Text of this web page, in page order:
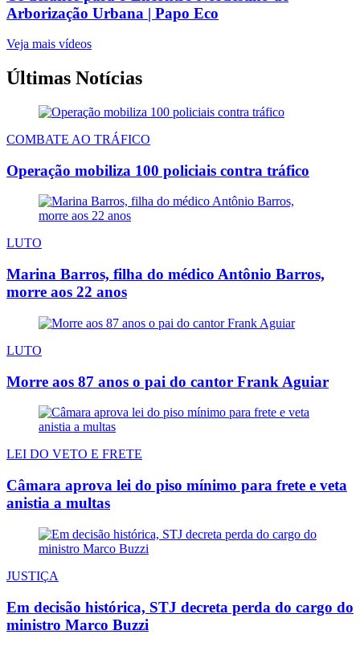
Arborização Urbana | Papo Eco
Veja mais vídeos
Últimas Notícias
COMBATE AO TRÁFICO
Operação mobiliza 100 policiais contra tráfico
LUTO
Marina Barros, filha do médico Antônio Barros,
morre aos 22 anos
LUTO
Morre aos 87 anos o pai do cantor Frank Aguiar
LEI DO VETO E FRETE
Câmara aprova lei do piso mínimo para frete e veta
anistia a multas
JUSTIÇA
Em decisão histórica, STJ decreta perda do cargo do
ministro Marco Buzzi